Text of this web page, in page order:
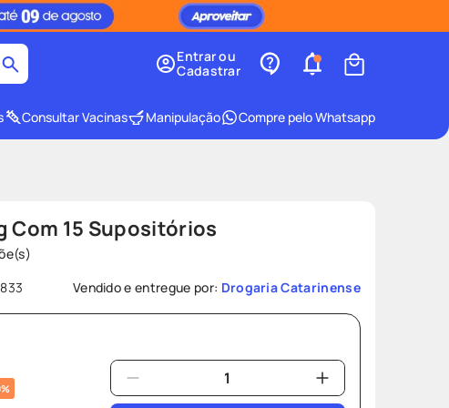
Entrar ou
Cadastrar
Consultar Vacinas Manipulação Compre pelo Whatsapp
Com 15 Supositórios
Vendido e entregue por: Drogaria Catarinense